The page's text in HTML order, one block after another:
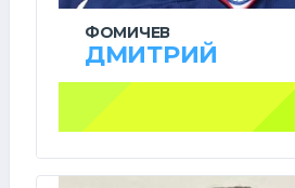
ФОМИЧЕВ
ДМИТРИЙ